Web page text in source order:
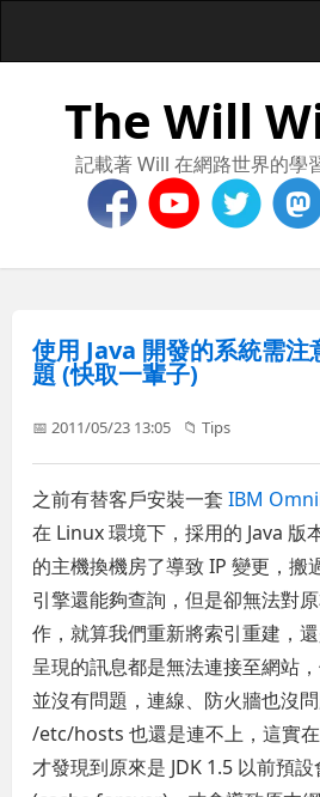
The Will
記載著 Will 在網路世界的學
使用 Java 開發的系統需注
題 (快取一輩子)
📅 2011/05/23 13:05 📁Tips
之前有替客戶安裝一套IBM
在 Linux 環境下，採用的 Java 版
的主機換機房了導致 IP 變更，搬
引擎還能夠查詢，但是卻無法對
作，就算我們重新將索引重建，
呈現的訊息都是無法連接至網站
並沒有問題，連線、防火牆也沒
/etc/hosts 也還是連不上，這實
才發現到原來是 JDK 1.5 以前預